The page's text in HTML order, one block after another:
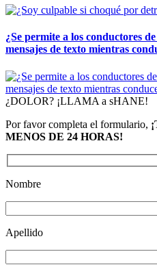
¿Se permite a los conductores
mensajes de texto mientras
¿DOLOR? ¡LLAMA a sHANE!
Por favor completa el formulario,
MENOS DE 24 HORAS!
Nombre
Apellido